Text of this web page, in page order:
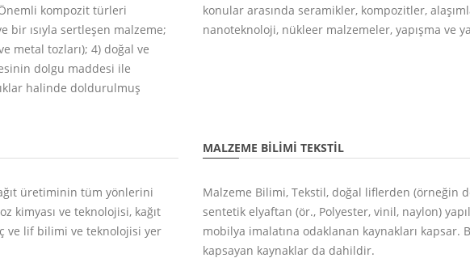
kompozit türleri
bir ısıyla sertleşen malzeme;
metal tozları); 4) doğal ve
dolgu maddesi ile
halinde doldurulmuş
konular arasında seramikler, kompozitler,
nanoteknoloji, nükleer malzemeler, yapışma ve
üretiminin tüm yönlerini
kimyası ve teknolojisi, kağıt
ve lif bilimi ve teknolojisi yer
MALZEME BILIMI TEKSTIL
Malzeme Bilimi, Tekstil, doğal liflerden (örneğin
sentetik elyaftan (ör., Polyester, vinil, naylon)
mobilya imalatına odaklanan kaynakları kapsar.
kapsayan kaynaklar da dahildir.